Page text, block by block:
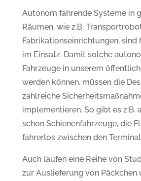
Autonom fahrende Systeme in
Räumen, wie z.B.
Fabrikationseinrichtungen, sind
im Einsatz. Damit solche
Fahrzeuge in unserem
werden können, müssen die
zahlreiche
implementieren. So gibt es z.B.
schon Schienenfahrzeuge, die
fahrerlos zwischen den
Auch laufen eine Reihe von
zur Auslieferung von Päckchen